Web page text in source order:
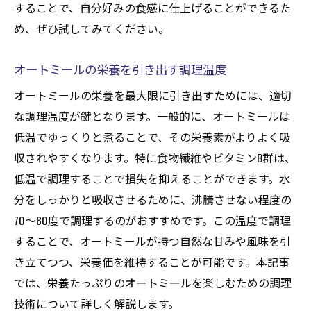
することで、自分好みの食感に仕上げることができるた
め、ぜひ試してみてください。
オートミールの栄養を引き出す調理温度
オートミールの栄養を最大限に引き出すためには、適切
な調理温度が鍵となります。一般的に、オートミールは
低温でゆっくりと煮ることで、その栄養素がよりよく吸
収されやすくなります。特に食物繊維やビタミンB群は、
低温で調理することで損失を抑えることができます。水
分をしっかりと吸収させるために、沸騰させない程度の
70〜80度で調理するのがおすすめです。この温度で調理
することで、オートミールが持つ自然な甘みや風味を引
き立てつつ、栄養価を維持することが可能です。本記事
では、栄養たっぷりのオートミールを楽しむための調理
技術について詳しく解説します。